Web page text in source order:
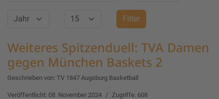
Jahr Anzeige #
Filter
Weiteres Spitzenduell: TVA Damen
gegen München Baskets 2
Geschrieben von: TV 1847 Augsburg Basketball
Veröffentlicht: 08. November 2024 Zugriffe: 608